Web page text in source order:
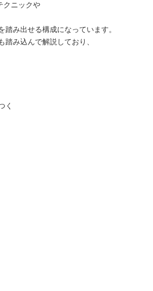
クニックや
み出せる構成になっています。
み込んで解説しており、
く